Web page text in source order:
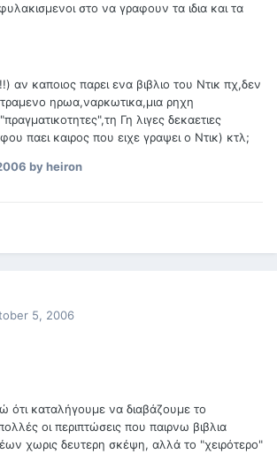
φυλακισμενοι στο να γραφουν τα ιδια και τα
αν καποιος παρει ενα βιβλιο του Ντικ πχ,δεν
ηρωα,ναρκωτικα,μια ρηχη
Γη λιγες δεκαετιες
παει καιρος που ειχε γραψει ο Ντικ) κτλ;
by heiron
5, 2006
ότι καταλήγουμε να διαβάζουμε το
οι περιπτώσεις που παιρνω βιβλια
χωρις δευτερη σκέψη, αλλά το "χειρότερο"